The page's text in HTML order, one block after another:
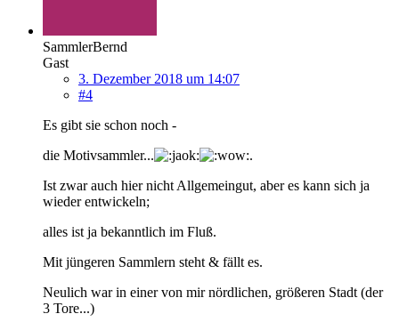
SammlerBernd
Gast
3. Dezember 2018 um 14:07
#4
Es gibt sie schon noch -
die Motivsammler...
.
Ist zwar auch hier nicht Allgemeingut, aber es kann sich ja
wieder entwickeln;
alles ist ja bekanntlich im Fluß.
Mit jüngeren Sammlern steht & fällt es.
Neulich war in einer von mir nördlichen, größeren Stadt (der
3 Tore...)